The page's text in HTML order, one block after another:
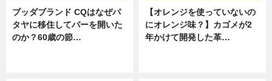
ブッダブランド CQはなぜパ
タヤに移住してバーを開いた
のか？60歳の節…
【オレンジを使っていないの
にオレンジ味？】カゴメが2
年かけて開発した革…